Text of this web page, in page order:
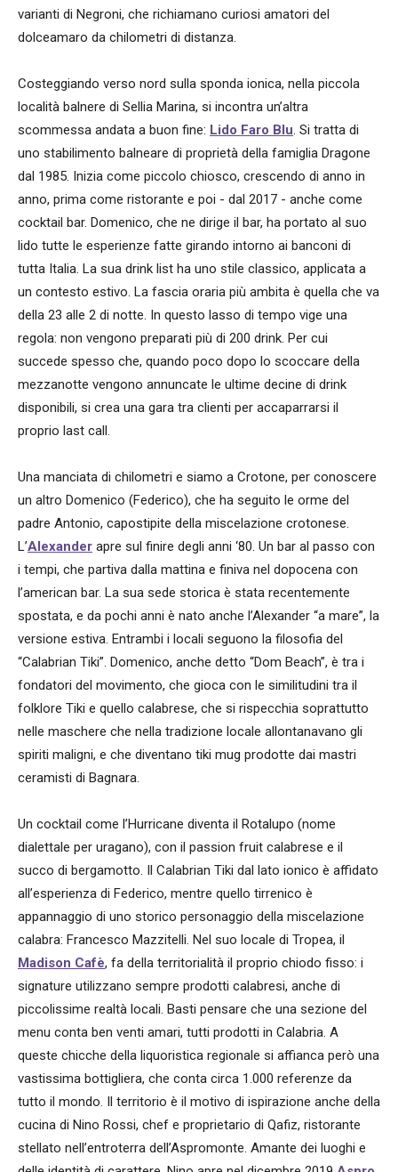
varianti di Negroni, che richiamano curiosi amatori del
dolceamaro da chilometri di distanza.
Costeggiando verso nord sulla sponda ionica, nella piccola
località balnere di Sellia Marina, si incontra un’altra
scommessa andata a buon fine: Lido Faro Blu . Si tratta di
uno stabilimento balneare di proprietà della famiglia Dragone
dal 1985. Inizia come piccolo chiosco, crescendo di anno in
anno, prima come ristorante e poi - dal 2017 - anche come
cocktail bar. Domenico, che ne dirige il bar, ha portato al suo
lido tutte le esperienze fatte girando intorno ai banconi di
tutta Italia. La sua drink list ha uno stile classico, applicata a
un contesto estivo. La fascia oraria più ambita è quella che va
della 23 alle 2 di notte. In questo lasso di tempo vige una
regola: non vengono preparati più di 200 drink. Per cui
succede spesso che, quando poco dopo lo scoccare della
mezzanotte vengono annuncate le ultime decine di drink
disponibili, si crea una gara tra clienti per accaparrarsi il
proprio last call.
Una manciata di chilometri e siamo a Crotone, per conoscere
un altro Domenico (Federico), che ha seguito le orme del
padre Antonio, capostipite della miscelazione crotonese.
L’Alexander apre sul finire degli anni ‘80. Un bar al passo con
i tempi, che partiva dalla mattina e finiva nel dopocena con
l’american bar. La sua sede storica è stata recentemente
spostata, e da pochi anni è nato anche l’Alexander “a mare”, la
versione estiva. Entrambi i locali seguono la filosofia del
“Calabrian Tiki”. Domenico, anche detto “Dom Beach”, è tra i
fondatori del movimento, che gioca con le similitudini tra il
folklore Tiki e quello calabrese, che si rispecchia soprattutto
nelle maschere che nella tradizione locale allontanavano gli
spiriti maligni, e che diventano tiki mug prodotte dai mastri
ceramisti di Bagnara.
Un cocktail come l’Hurricane diventa il Rotalupo (nome
dialettale per uragano), con il passion fruit calabrese e il
succo di bergamotto. Il Calabrian Tiki dal lato ionico è affidato
all’esperienza di Federico, mentre quello tirrenico è
appannaggio di uno storico personaggio della miscelazione
calabra: Francesco Mazzitelli. Nel suo locale di Tropea, il
Madison Cafè, fa della territorialità il proprio chiodo fisso: i
signature utilizzano sempre prodotti calabresi, anche di
piccolissime realtà locali. Basti pensare che una sezione del
menu conta ben venti amari, tutti prodotti in Calabria. A
queste chicche della liquoristica regionale si affianca però una
vastissima bottigliera, che conta circa 1.000 referenze da
tutto il mondo. Il territorio è il motivo di ispirazione anche della
cucina di Nino Rossi, chef e proprietario di Qafiz, ristorante
stellato nell’entroterra dell’Aspromonte. Amante dei luoghi e